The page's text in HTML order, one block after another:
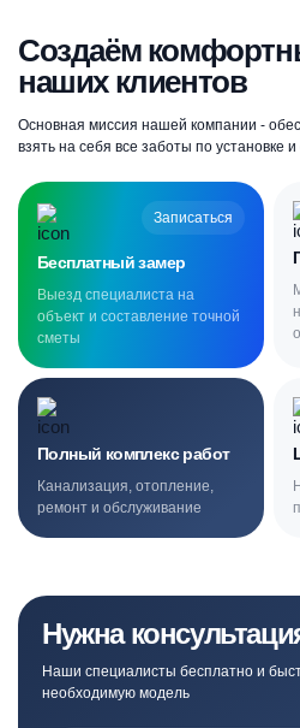
Создаём
наших клиентов
Основная миссия нашей компании -
взять на себя все заботы по установке
Записаться
Бесплатный замер
Выезд специалиста на
объект и составление точной
сметы
Полный комплекс работ
Канализация, отопление,
ремонт и обслуживание
Нужна
Наши специалисты бесплатно и
необходимую модель